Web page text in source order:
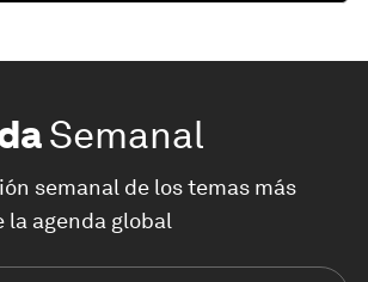
Semanal
semanal de los temas más
agenda global